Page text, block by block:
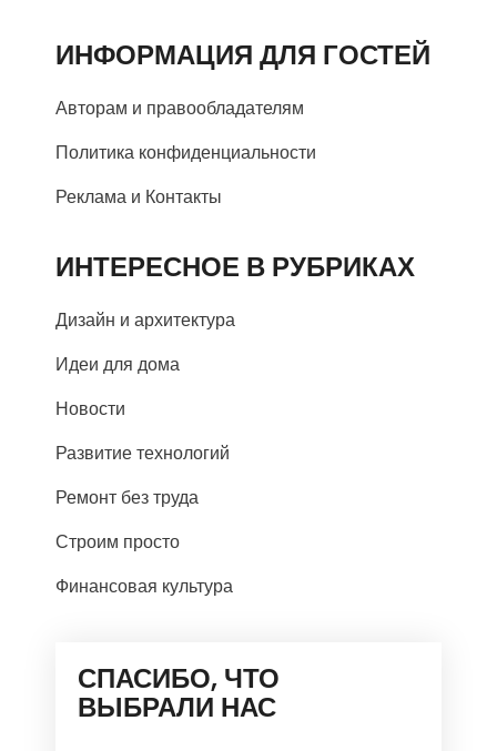
ИНФОРМАЦИЯ ДЛЯ ГОСТЕЙ
Авторам и правообладателям
Политика конфиденциальности
Реклама и Контакты
ИНТЕРЕСНОЕ В РУБРИКАХ
Дизайн и архитектура
Идеи для дома
Новости
Развитие технологий
Ремонт без труда
Строим просто
Финансовая культура
СПАСИБО, ЧТО
ВЫБРАЛИ НАС